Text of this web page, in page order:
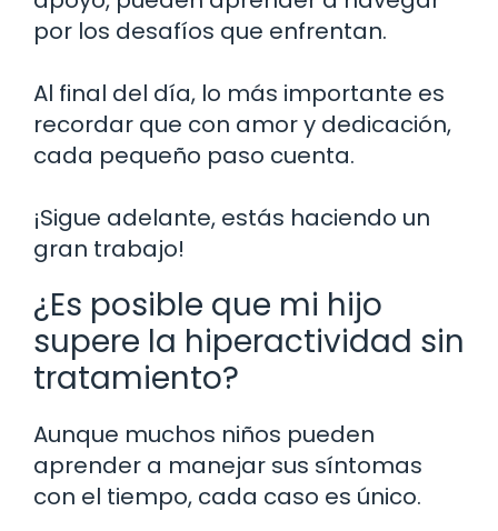
por los desafíos que enfrentan.
Al final del día, lo más importante es
recordar que con amor y dedicación,
cada pequeño paso cuenta.
¡Sigue adelante, estás haciendo un
gran trabajo!
¿Es posible que mi hijo
supere la hiperactividad sin
tratamiento?
Aunque muchos niños pueden
aprender a manejar sus síntomas
con el tiempo, cada caso es único.